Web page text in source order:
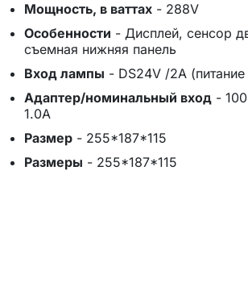
Мощность, в ваттах - 288V
Особенности - Дисплей, сенсор
съемная нижняя панель
Вход лампы - DS24V /2A
Адаптер/номинальный вход -
1.0A
Размер - 255*187*115
Размеры - 255*187*115